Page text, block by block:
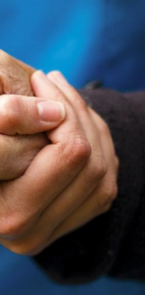
il ?
il
du
moins
bénéfique